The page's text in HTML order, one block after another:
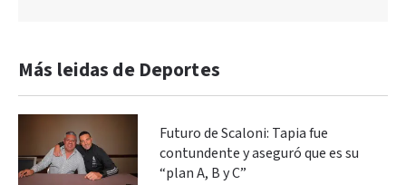
Más leidas de Deportes
Futuro de Scaloni: Tapia fue
contundente y aseguró que es su
“plan A, B y C”